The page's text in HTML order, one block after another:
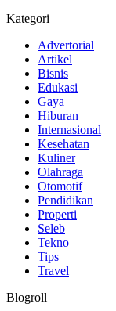
Kategori
Advertorial
Artikel
Bisnis
Edukasi
Gaya
Hiburan
Internasional
Kesehatan
Kuliner
Olahraga
Otomotif
Pendidikan
Properti
Seleb
Tekno
Tips
Travel
Blogroll